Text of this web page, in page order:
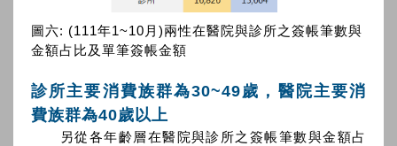
圖六: (111年1~10月)兩性在醫院與診所之簽帳筆數與
金額占比及單筆簽帳金額
診所主要消費族群為30~49歲，醫院主要消
費族群為40歲以上
另從各年齡層在醫院與診所之簽帳筆數與金額占